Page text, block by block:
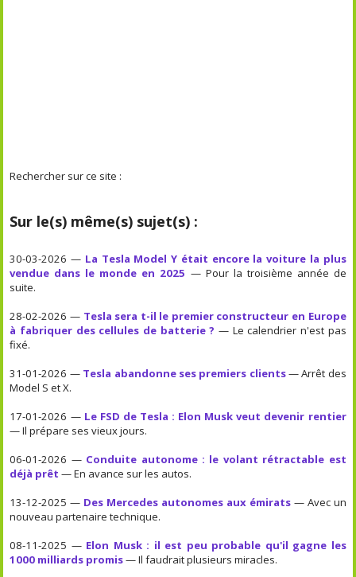
Rechercher sur ce site :
Sur le(s) même(s) sujet(s) :
30-03-2026 — La Tesla Model Y était encore la voiture la plus
vendue dans le monde en 2025 — Pour la troisième année de
suite.
28-02-2026 — Tesla sera t-il le premier constructeur en Europe
à fabriquer des cellules de batterie ? — Le calendrier n'est pas
fixé.
31-01-2026 — Tesla abandonne ses premiers clients— Arrêt des
Model S et X.
17-01-2026 — Le FSD de Tesla : Elon Musk veut devenir rentier
— Il prépare ses vieux jours.
06-01-2026 — Conduite autonome : le volant rétractable est
déjà prêt — En avance sur les autos.
13-12-2025 — Des Mercedes autonomes aux émirats— Avec un
nouveau partenaire technique.
08-11-2025 — Elon Musk : il est peu probable qu'il gagne les
1000 milliards promis— Il faudrait plusieurs miracles.